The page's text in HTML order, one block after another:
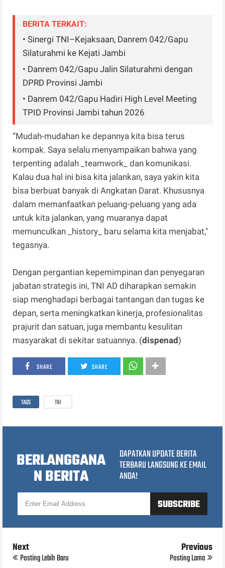
BERITA TERKAIT:
• Sinergi TNI–Kejaksaan, Danrem 042/Gapu
Silaturahmi ke Kejati Jambi
• Danrem 042/Gapu Jalin Silaturahmi dengan
DPRD Provinsi Jambi
• Danrem 042/Gapu Hadiri High Level Meeting
TPID Provinsi Jambi tahun 2026
“Mudah-mudahan ke depannya kita bisa terus
kompak. Saya selalu menyampaikan bahwa yang
terpenting adalah _teamwork_ dan komunikasi.
Kalau dua hal ini bisa kita jalankan, saya yakin kita
bisa berbuat banyak di Angkatan Darat. Khususnya
dalam memanfaatkan peluang-peluang yang ada
untuk kita jalankan, yang muaranya dapat
memunculkan _history_ baru selama kita menjabat,"
tegasnya.
Dengan pergantian kepemimpinan dan penyegaran
jabatan strategis ini, TNI AD diharapkan semakin
siap menghadapi berbagai tantangan dan tugas ke
depan, serta meningkatkan kinerja, profesionalitas
prajurit dan satuan, juga membantu kesulitan
masyarakat di sekitar satuannya. (dispenad)
SHARE SHARE
TAGS TNI
BERLANGGANA
N BERITA
DAPATKAN UPDATE BERITA
TERBARU LANGSUNG KE EMAIL
ANDA!
Next
Posting Lebih Baru
Previous
Posting Lama